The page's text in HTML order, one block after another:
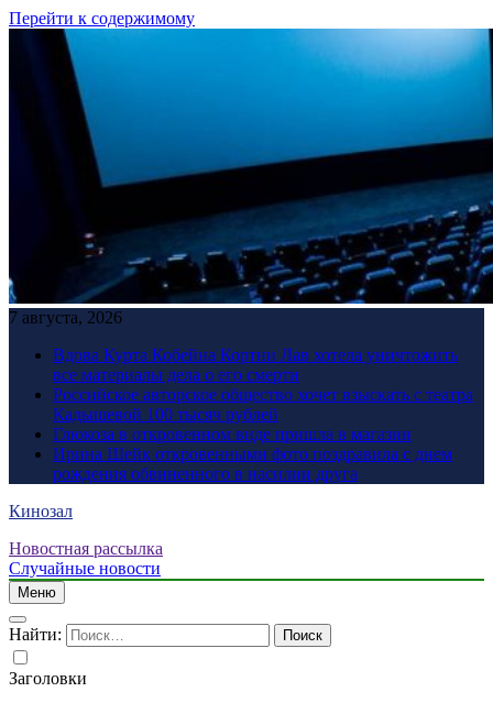
Перейти к содержимому
7 августа, 2026
Вдова Курта Кобейна Кортни Лав хотела уничтожить
все материалы дела о его смерти
Российское авторское общество хочет взыскать с театра
Кадышевой 100 тысяч рублей
Глюкоза в откровенном виде пришла в магазин
Ирина Шейк откровенными фото поздравила с днем
рождения обвиненного в насилии друга
Кинозал
Новостная рассылка
Случайные новости
Меню
Найти:
Заголовки